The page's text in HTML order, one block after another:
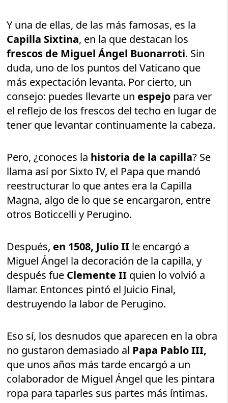
Y una de ellas, de las más famosas, es la
Capilla Sixtina, en la que destacan los
frescos de Miguel Ángel Buonarroti. Sin
duda, uno de los puntos del Vaticano que
más expectación levanta. Por cierto, un
consejo: puedes llevarte un espejo para ver
el reflejo de los frescos del techo en lugar de
tener que levantar continuamente la cabeza.
Pero, ¿conoces la historia de la capilla? Se
llama así por Sixto IV, el Papa que mandó
reestructurar lo que antes era la Capilla
Magna, algo de lo que se encargaron, entre
otros Boticcelli y Perugino.
Después, en 1508, Julio II le encargó a
Miguel Ángel la decoración de la capilla, y
después fue Clemente II quien lo volvió a
llamar. Entonces pintó el Juicio Final,
destruyendo la labor de Perugino.
Eso sí, los desnudos que aparecen en la obra
no gustaron demasiado al Papa Pablo III,
que unos años más tarde encargó a un
colaborador de Miguel Ángel que les pintara
ropa para taparles sus partes más íntimas.